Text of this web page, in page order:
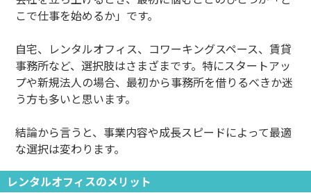
こで仕事を始めるか」です。
自宅、レンタルオフィス、コワーキングスペース、賃貸
事務所など、選択肢はさまざまです。特にスタートアッ
プや新規法人の場合、最初から事務所を借りるべきか迷
う方も多いと思います。
結論から言うと、事業内容や成長スピードによって最適
な選択は変わります。
レンタルオフィスのメリット